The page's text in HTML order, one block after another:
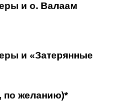
и о. Валаам
и «Затерянные
по желанию)*